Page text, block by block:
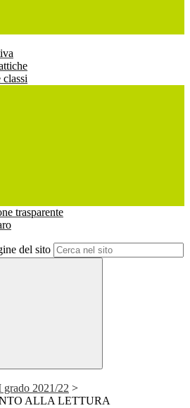
trasparente
del sito
grado 2021/22 >
ALLA LETTURA